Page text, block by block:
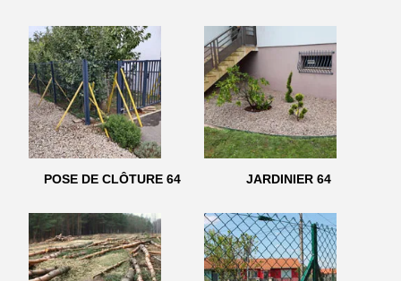
POSE DE CLÔTURE 64 JARDINIER 64